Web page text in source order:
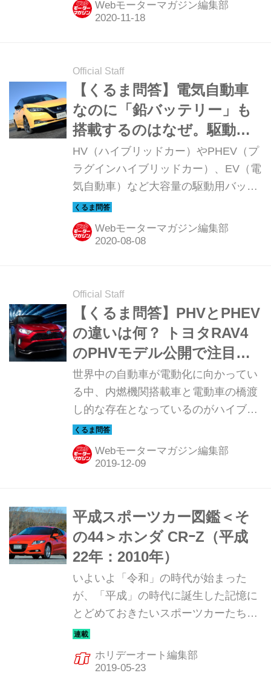
ダ インサイト」だ。
Webモーターマガジン編集部
Official Staff
【くるま問答】電気自動車
なのに「鉛バッテリー」も
搭載するのはなぜ。駆動用
バッテリーだけではダメな
の？
HV（ハイブリッドカー）やPHEV（プ
ラグインハイブリッドカー）、EV（電
気自動車）など大容量の駆動用バッテ
リーを搭載するクルマには、ガソリン
車と同様に鉛バッテリーも採用されて
いる。なぜ、わざわざ2種類のバッテ
Webモーターマガジン編集部
Official Staff
【くるま問答】PHVとPHEV
の違いは何？ トヨタRAV4
のPHVモデル公開で注目の
ハイブリッドシステム
世界中の自動車が電動化に向かってい
る中、内燃機関搭載車と電動車の橋渡
し的な存在となっているのがハイブリ
ッドカー（HV＝Hybird Vehicle）であ
る。1997年にトヨタがプリウスでHV
を量産化に成功した後、続々とフォロ
PHVやPHEVである。似た名称だが、
どんな違いがあるのだろうか。またHV
システムについても、再確認する。
Webモーターマガジン編集部
平成スポーツカー図鑑＜そ
の44＞ホンダ CRｰZ（平成
22年：2010年）
いよいよ「令和」の時代が始まった
が、「平成」の時代に誕生した記憶に
とどめておきたいスポーツカーたち
を、図鑑風に紹介しておこう。今回
は、ハイブリッド・コンパクトスポー
ツのCRｰZだ。（ホリデーオート2019
ホリデーオート編集部